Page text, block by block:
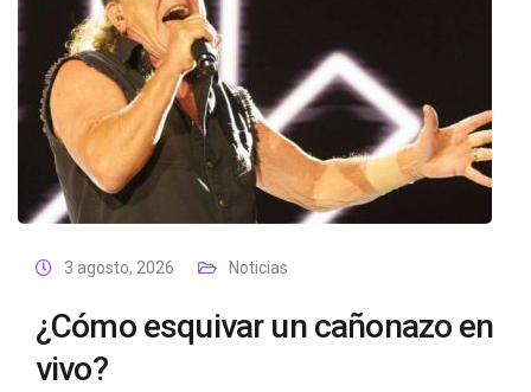
3 agosto, 2026 Noticias
¿Cómo esquivar un cañonazo en
vivo?